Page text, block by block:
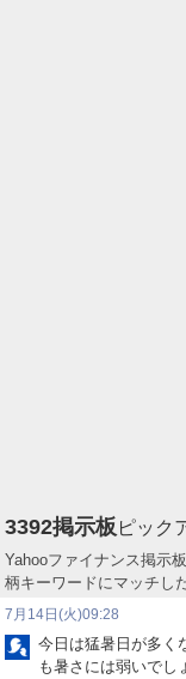
3392掲示板 ピック
Yahooファイナンス掲示
柄キーワードにマッチし
7月14日(火)09:28
今日は猛暑日が多く
も暑さには弱いでし